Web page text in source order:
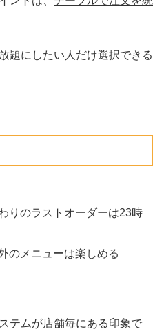
題にしたい人だけ選択できる
りのラストオーダーは23時
のメニューは楽しめる
テムが店舗毎にある印象で